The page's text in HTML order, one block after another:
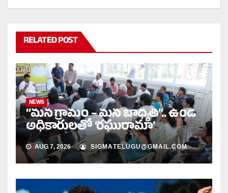
RELATED POST
NEWS
“మన గ్రామం – మన బాధ్యత”.. ఉండి
అధికారులతో ‘రఘురామా’
AUG 7, 2026 SIGMATELUGU@GMAIL.COM